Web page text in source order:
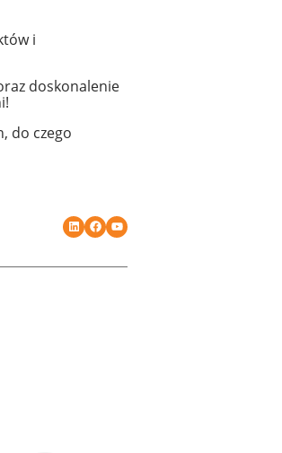
i
doskonalenie
do czego